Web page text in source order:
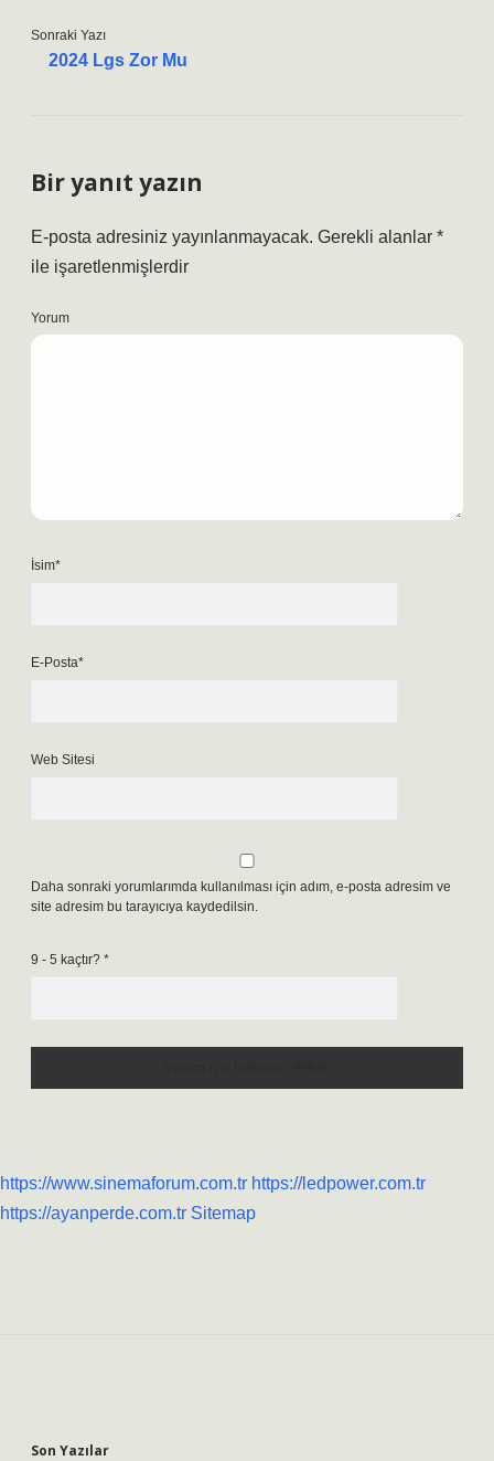
Sonraki Yazı
2024 Lgs Zor Mu
Bir yanıt yazın
E-posta adresiniz yayınlanmayacak. Gerekli alanlar *
ile işaretlenmişlerdir
Yorum
İsim*
E-Posta*
Web Sitesi
Daha sonraki yorumlarımda kullanılması için adım, e-posta adresim ve
site adresim bu tarayıcıya kaydedilsin.
9 - 5 kaçtır? *
https://www.sinemaforum.com.tr https://ledpower.com.tr
https://ayanperde.com.tr Sitemap
Son Yazılar